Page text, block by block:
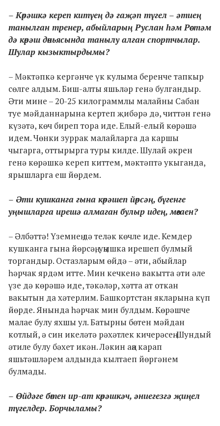
– Көрәшкә кереп китүең дә гаҗәп түгел – әтиең
танылган тренер, абыйларың Руслан һәм Рөстәм
дә көрәш дөньясында танылу алган спортчылар.
Шулар кызыктырдымы?
– Мәктәпкә кергәнче үк кулыма беренче тапкыр
сөлге алдым. Биш-алты яшьләр генә булгандыр.
Әти мине – 20-25 килограммлы малайны Сабан
туе мәйданнарына кертеп җибәрә дә, читтән генә
күзәтә, көч биреп тора иде. Елый-елый көрәшә
идем. Чөнки зуррак малайларга да каршы
чыгарга, оттырырга туры килде. Шулай әкрен
генә көрәшкә кереп киттем, мәктәптә укыганда,
ярышларга еш йөрдем.
– Әти кушканга гына көрәшеп йөрсәң, бүгенге
уңышларга ирешә алмаган булыр идең, мөгаен?
– Әлбәттә! Үземнең дә теләк көчле иде. Кемдер
кушканга гына йөрсәң, уңышка ирешеп булмый
торгандыр. Остазларым өйдә – әти, абыйлар
һәрчак ярдәм итте. Мин кечкенә вакытта әти әле
үзе дә көрәшә иде, тәкәләр, хәтта ат откан
вакытын да хәтерлим. Башкортстан якларына күп
йөрде. Янында һәрчак мин булдым. Көрәшче
малае булу яхшы ул. Батырны бөтен мәйдан
котлый, ә син икеләтә рәхәтлек кичерәсең. Шундый
әтиле булу бәхет икән. Ләкин аңа карап
яшьтәшләрем алдында кылтаеп йөргәнем
булмады.
– Өйдәге бөтен ир-ат көрәшкәч, әниегезгә җиңел
түгелдер. Борчыламы?